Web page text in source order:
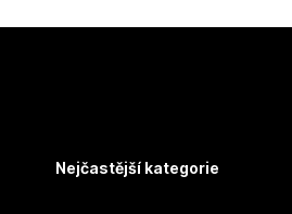
Nejčastější kategorie